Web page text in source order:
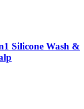
Silicone Wash &